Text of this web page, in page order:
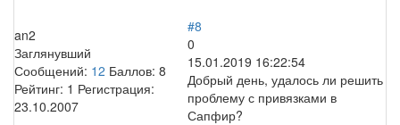
an2
Заглянувший
Сообщений: 12 Баллов: 8
Рейтинг: 1 Регистрация:
23.10.2007
#8
0
15.01.2019 16:22:54
Добрый день, удалось ли решить
проблему с привязками в
Сапфир?